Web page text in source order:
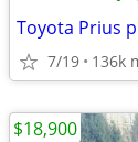
Toyota Prius
7/19 136k
$18,900